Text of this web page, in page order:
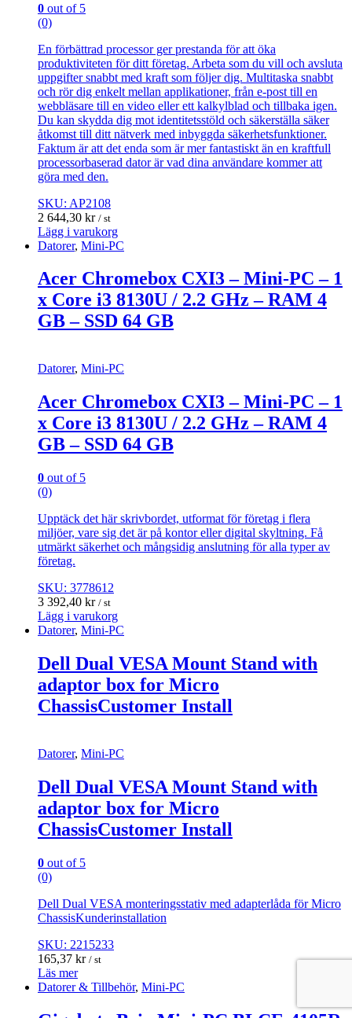
0 out of 5
(0)
En förbättrad processor ger prestanda för att öka
produktiviteten för ditt företag. Arbeta som du vill och avsluta
uppgifter snabbt med kraft som följer dig. Multitaska snabbt
och rör dig enkelt mellan applikationer, från e-post till en
webbläsare till en video eller ett kalkylblad och tillbaka igen.
Du kan skydda dig mot identitetsstöld och säkerställa säker
åtkomst till ditt nätverk med inbyggda säkerhetsfunktioner.
Faktum är att det enda som är mer fantastiskt än en kraftfull
processorbaserad dator är vad dina användare kommer att
göra med den.
SKU: AP2108
2 644,30 kr / st
Lägg i varukorg
Datorer, Mini-PC
Acer Chromebox CXI3 – Mini-PC – 1
x Core i3 8130U / 2.2 GHz – RAM 4
GB – SSD 64 GB
Datorer, Mini-PC
Acer Chromebox CXI3 – Mini-PC – 1
x Core i3 8130U / 2.2 GHz – RAM 4
GB – SSD 64 GB
0 out of 5
(0)
Upptäck det här skrivbordet, utformat för företag i flera
miljöer, vare sig det är på kontor eller digital skyltning. Få
utmärkt säkerhet och mångsidig anslutning för alla typer av
företag.
SKU: 3778612
3 392,40 kr / st
Lägg i varukorg
Datorer, Mini-PC
Dell Dual VESA Mount Stand with
adaptor box for Micro
ChassisCustomer Install
Datorer, Mini-PC
Dell Dual VESA Mount Stand with
adaptor box for Micro
ChassisCustomer Install
0 out of 5
(0)
Dell Dual VESA monteringsstativ med adapterlåda för Micro
ChassisKunderinstallation
SKU: 2215233
165,37 kr / st
Läs mer
Datorer & Tillbehör, Mini-PC